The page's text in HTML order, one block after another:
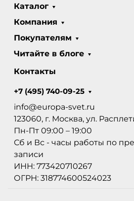
Каталог
Компания
Покупателям
Читайте в блоге
Контакты
+7 (495) 740-09-25
info@europa-svet.ru
123060, г. Москва, ул.
Пн-Пт 09:00 – 19:00
Сб и Вс - часы работы по
записи
ИНН: 773420710267
ОГРН: 318774600524023